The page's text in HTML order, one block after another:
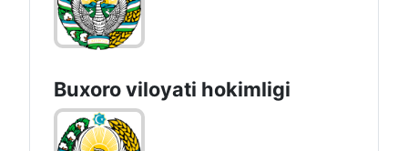
Andijon vilоyati hоkimligi